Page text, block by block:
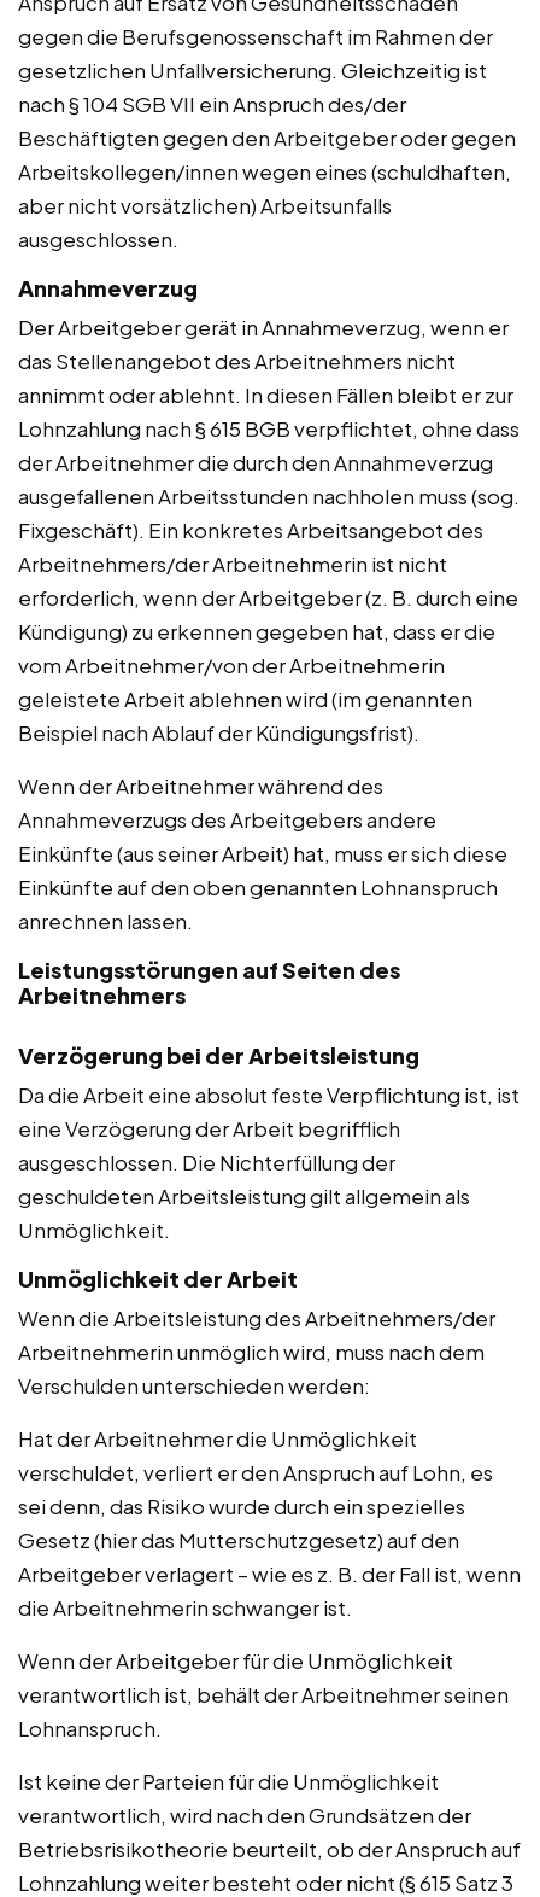
gegen die Berufsgenossenschaft im Rahmen der
gesetzlichen Unfallversicherung. Gleichzeitig ist
nach § 104 SGB VII ein Anspruch des/der
Beschäftigten gegen den Arbeitgeber oder gegen
Arbeitskollegen/innen wegen eines (schuldhaften,
aber nicht vorsätzlichen) Arbeitsunfalls
ausgeschlossen.
Annahmeverzug
Der Arbeitgeber gerät in Annahmeverzug, wenn er
das Stellenangebot des Arbeitnehmers nicht
annimmt oder ablehnt. In diesen Fällen bleibt er zur
Lohnzahlung nach § 615 BGB verpflichtet, ohne dass
der Arbeitnehmer die durch den Annahmeverzug
ausgefallenen Arbeitsstunden nachholen muss (sog.
Fixgeschäft). Ein konkretes Arbeitsangebot des
Arbeitnehmers/der Arbeitnehmerin ist nicht
erforderlich, wenn der Arbeitgeber (z. B. durch eine
Kündigung) zu erkennen gegeben hat, dass er die
vom Arbeitnehmer/von der Arbeitnehmerin
geleistete Arbeit ablehnen wird (im genannten
Beispiel nach Ablauf der Kündigungsfrist).
Wenn der Arbeitnehmer während des
Annahmeverzugs des Arbeitgebers andere
Einkünfte (aus seiner Arbeit) hat, muss er sich diese
Einkünfte auf den oben genannten Lohnanspruch
anrechnen lassen.
Leistungsstörungen auf Seiten des
Arbeitnehmers
Verzögerung bei der Arbeitsleistung
Da die Arbeit eine absolut feste Verpflichtung ist, ist
eine Verzögerung der Arbeit begrifflich
ausgeschlossen. Die Nichterfüllung der
geschuldeten Arbeitsleistung gilt allgemein als
Unmöglichkeit.
Unmöglichkeit der Arbeit
Wenn die Arbeitsleistung des Arbeitnehmers/der
Arbeitnehmerin unmöglich wird, muss nach dem
Verschulden unterschieden werden:
Hat der Arbeitnehmer die Unmöglichkeit
verschuldet, verliert er den Anspruch auf Lohn, es
sei denn, das Risiko wurde durch ein spezielles
Gesetz (hier das Mutterschutzgesetz) auf den
Arbeitgeber verlagert – wie es z. B. der Fall ist, wenn
die Arbeitnehmerin schwanger ist.
Wenn der Arbeitgeber für die Unmöglichkeit
verantwortlich ist, behält der Arbeitnehmer seinen
Lohnanspruch.
Ist keine der Parteien für die Unmöglichkeit
verantwortlich, wird nach den Grundsätzen der
Betriebsrisikotheorie beurteilt, ob der Anspruch auf
Lohnzahlung weiter besteht oder nicht (§ 615 Satz 3